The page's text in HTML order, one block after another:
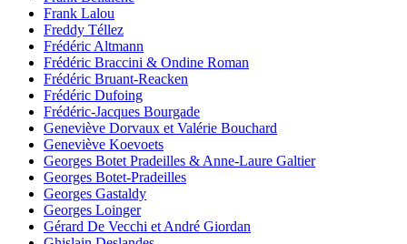
Frank Lalou
Freddy Téllez
Frédéric Altmann
Frédéric Braccini & Ondine Roman
Frédéric Bruant-Reacken
Frédéric Dufoing
Frédéric-Jacques Bourgade
Geneviève Dorvaux et Valérie Bouchard
Geneviève Koevoets
Georges Botet Pradeilles & Anne-Laure Galtier
Georges Botet-Pradeilles
Georges Gastaldy
Georges Loinger
Gérard De Vecchi et André Giordan